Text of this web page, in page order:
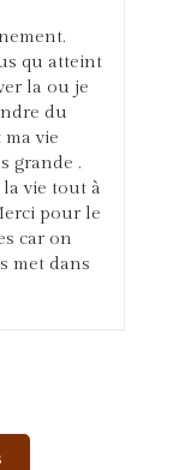
qu atteint
la ou je
du
vie
grande .
la vie tout à
pour le
car on
met dans